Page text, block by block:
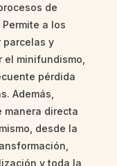
de
a los
parcelas y
minifundismo,
pérdida
Además,
manera directa
desde la
y toda la